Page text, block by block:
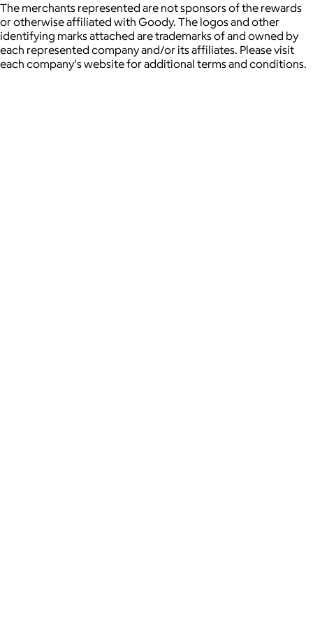
The merchants represented are not sponsors of the rewards
or otherwise affiliated with Goody. The logos and other
identifying marks attached are trademarks of and owned by
each represented company and/or its affiliates. Please visit
each company's website for additional terms and conditions.